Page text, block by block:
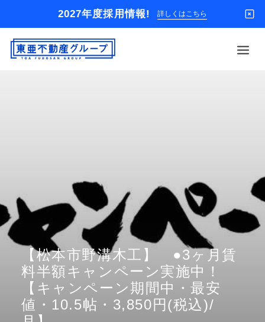
2027年度採用情報! 詳しくはこちら
入居者様専用
解約のお申込み
企業情報
お問い合わせ
お気に入り 閲覧履歴
【松本市野溝木工】 ●3ヶ月賃
料半額キャンペーン実施中！
【キャンペーン期間中・最安
値・10.5帖・3,850円(税込)/